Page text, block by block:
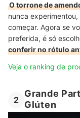
O torrone de
nunca
começar. Agora se
preferida, é só
conferir no rótulo
Veja o ranking de
2
Grande
Glúten